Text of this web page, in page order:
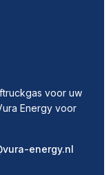
voor uw
Energy voor
energy.nl